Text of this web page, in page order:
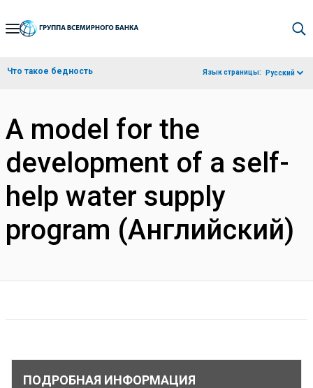
Skip
Navigation
Что такое бедность Язык страницы: Русский
A model for the
development of a self-
help water supply
program (Английский)
ПОДРОБНАЯ ИНФОРМАЦИЯ